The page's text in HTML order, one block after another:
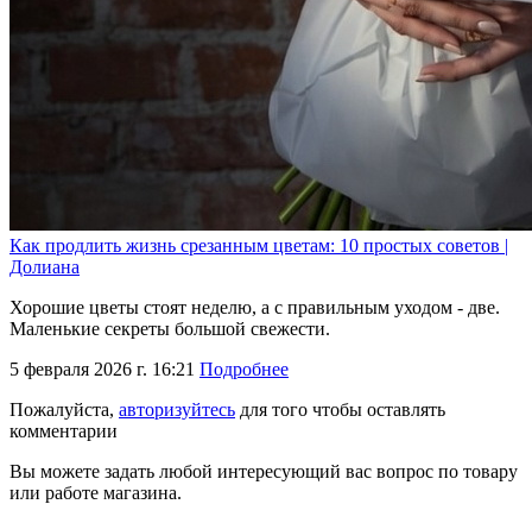
Как продлить жизнь срезанным цветам: 10 простых советов |
Долиана
Хорошие цветы стоят неделю, а с правильным уходом - две.
Маленькие секреты большой свежести.
5 февраля 2026 г. 16:21 Подробнее
Пожалуйста, авторизуйтесь для того чтобы оставлять
комментарии
Вы можете задать любой интересующий вас вопрос по товару
или работе магазина.